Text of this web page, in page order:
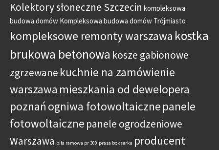
Kolektory słoneczne Szczecin kompleksowa
budowa domów Kompleksowa budowa domów Trójmiasto
kompleksowe remonty warszawa kostka
brukowa betonowa kosze gabionowe
zgrzewane kuchnie na zamówienie
warszawa mieszkania od dewelopera
poznań ogniwa fotowoltaiczne panele
fotowoltaiczne panele ogrodzeniowe
Warszawa piła ramowa pr 300 prasa bokserka producent